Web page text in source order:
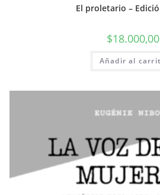
El proletario –
$18.000,00
Añadir al